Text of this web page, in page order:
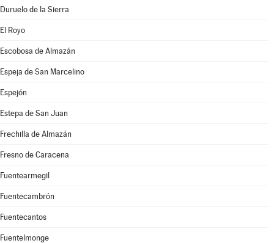
Duruelo de la Sierra
El Royo
Escobosa de Almazán
Espeja de San Marcelino
Espejón
Estepa de San Juan
Frechilla de Almazán
Fresno de Caracena
Fuentearmegil
Fuentecambrón
Fuentecantos
Fuentelmonge